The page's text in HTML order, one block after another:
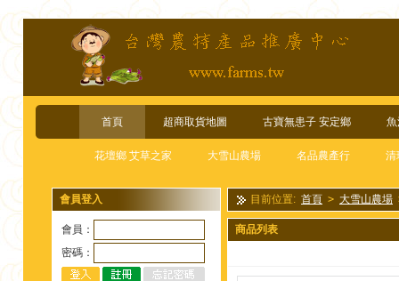
首頁 超商取貨地圖 古寶無患子 安定鄉
花壇鄉 艾草之家 大雪山農場 名品農產行 清
會員登入
會員：
密碼：
目前位置: 首頁 > 大雪山農場
商品列表